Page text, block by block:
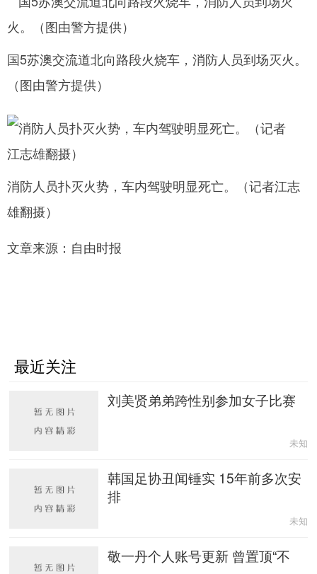
国5苏澳交流道北向路段火烧车，消防人员到场灭火。
（图由警方提供）
消防人员扑灭火势，车内驾驶明显死亡。（记者江志
雄翻摄）
文章来源：自由时报
最近关注
刘美贤弟弟跨性别参加女子比赛
未知
韩国足协丑闻锤实 15年前多次安
排
未知
敬一丹个人账号更新 曾置顶“不